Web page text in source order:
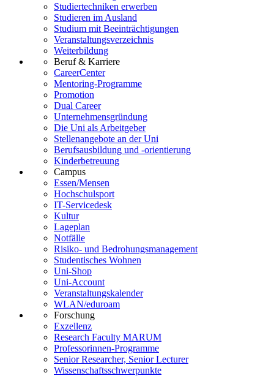
Studiertechniken erwerben
Studieren im Ausland
Studium mit Beeinträchtigungen
Veranstaltungsverzeichnis
Weiterbildung
Beruf & Karriere
CareerCenter
Mentoring-Programme
Promotion
Dual Career
Unternehmensgründung
Die Uni als Arbeitgeber
Stellenangebote an der Uni
Berufsausbildung und -orientierung
Kinderbetreuung
Campus
Essen/Mensen
Hochschulsport
IT-Servicedesk
Kultur
Lageplan
Notfälle
Risiko- und Bedrohungsmanagement
Studentisches Wohnen
Uni-Shop
Uni-Account
Veranstaltungskalender
WLAN/eduroam
Forschung
Exzellenz
Research Faculty MARUM
Professorinnen-Programme
Senior Researcher, Senior Lecturer
Wissenschaftsschwerpunkte